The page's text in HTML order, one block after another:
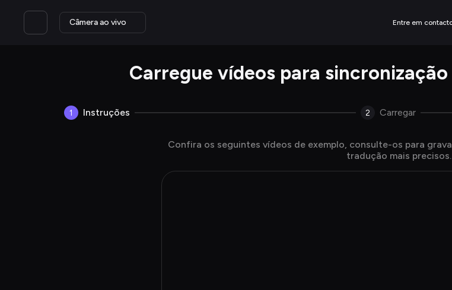
Câmera ao vivo Entre em
Carregue vídeos para
1 Instruções 2 Carregar
Confira os seguintes vídeos de exemplo, consulte-os para
tradução mais precisos.